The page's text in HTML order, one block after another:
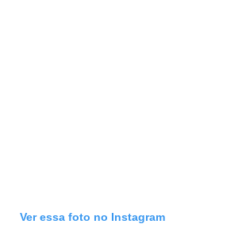
Ver essa foto no Instagram